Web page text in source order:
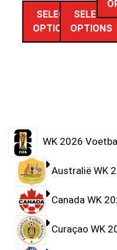
SELECT
OPTIONS
SELECT
OPTIONS
WK 2026
Australië WK
Canada WK
Curaçao WK